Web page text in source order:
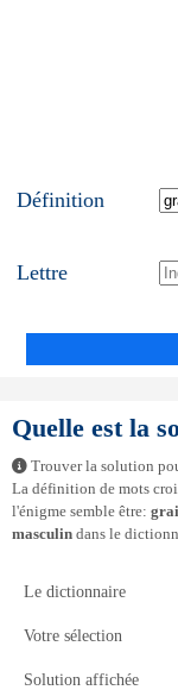
Définition
Lettre
Quelle est la
Trouver la solution
La définition de mots
l'énigme semble être:
masculin dans le
Le dictionnaire
Votre sélection
Solution affichée